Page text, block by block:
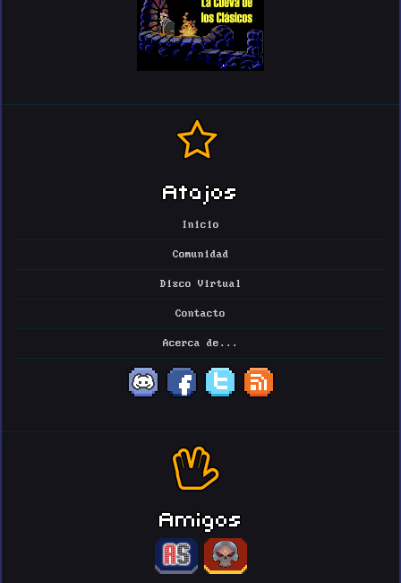
Atajos
Inicio
Comunidad
Disco Virtual
Contacto
Acerca de...
Amigos